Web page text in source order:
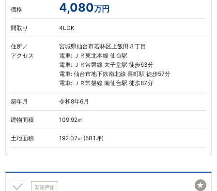
価格 4,080万円
間取り 4LDK
住所／
アクセス
宮城県仙台市若林区上飯田３丁目
電車: ＪＲ東北本線 仙台駅
電車: ＪＲ常磐線 太子堂駅 徒歩63分
電車: 仙台市地下鉄南北線 長町駅 徒歩57分
電車: ＪＲ常磐線 南仙台駅 徒歩87分
築年月 令和8年6月
建物面積 109.92㎡
土地面積 192.07㎡(58.1坪)
新築戸建 ★